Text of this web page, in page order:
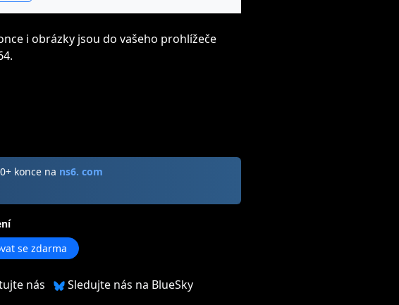
i obrázky jsou do vašeho prohlížeče
konce na ns6. com
se zdarma
nás Sledujte nás na BlueSky